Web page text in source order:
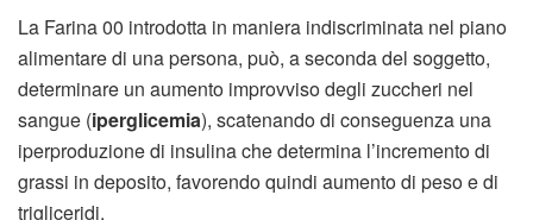
La Farina 00 introdotta in maniera indiscriminata nel piano
alimentare di una persona, può, a seconda del soggetto,
determinare un aumento improvviso degli zuccheri nel
sangue (iperglicemia), scatenando di conseguenza una
iperproduzione di insulina che determina l’incremento di
grassi in deposito, favorendo quindi aumento di peso e di
trigliceridi.